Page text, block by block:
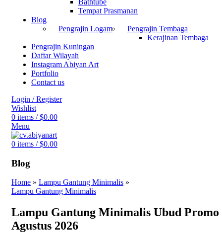
Bathtube
Tempat Prasmanan
Blog
Pengrajin Logam
Pengrajin Tembaga
Kerajinan Tembaga
Pengrajin Kuningan
Daftar Wilayah
Instagram Abiyan Art
Portfolio
Contact us
Login / Register
Wishlist
0 items / $0.00
Menu
0 items / $0.00
Blog
Home » Lampu Gantung Minimalis »
Lampu Gantung Minimalis
Lampu Gantung Minimalis Ubud Promo
Agustus 2026